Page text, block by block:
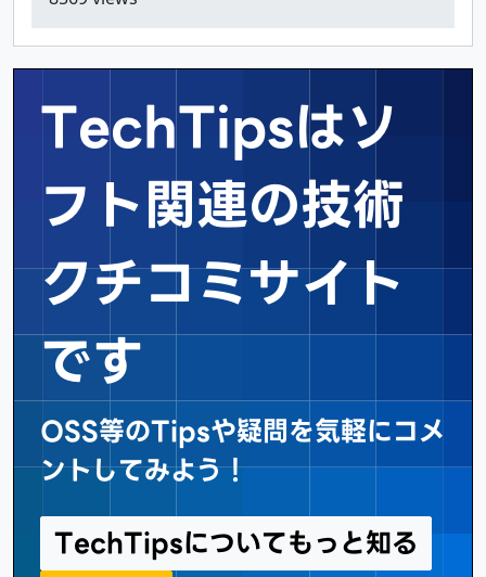
TechTipsはソ
フト関連の技術
クチコミサイト
です
OSS等のTipsや疑問を気軽にコメ
ントしてみよう！
TechTipsについてもっと知る